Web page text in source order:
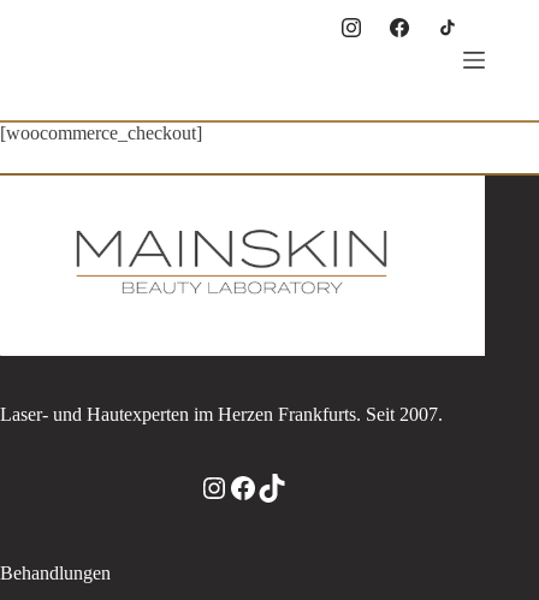
[woocommerce_checkout]
Laser- und Hautexperten im Herzen Frankfurts. Seit 2007.
Instagram
Facebook
TikTok
Behandlungen